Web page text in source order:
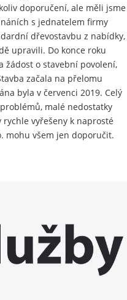
doporučení, ale měli jsme
s jednatelem firmy
dřevostavbu z nabídky,
upravili. Do konce roku
žádost o stavební povolení,
začala na přelomu
byla v červenci 2019. Celý
malé nedostatky
rychle vyřešeny k naprosté
mohu všem jen doporučit.